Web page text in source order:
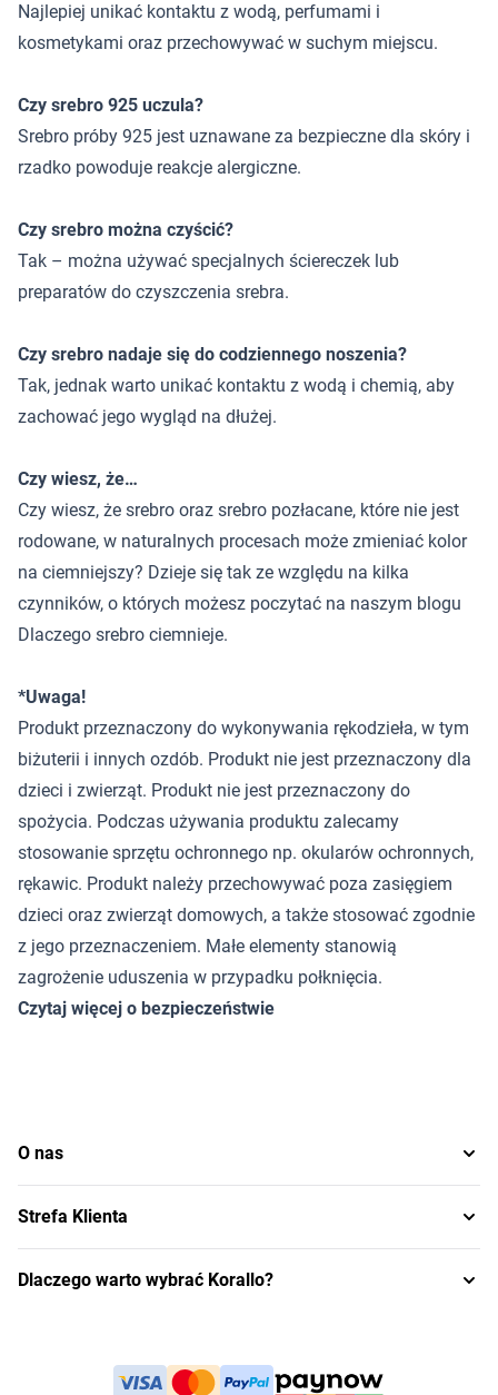
Najlepiej unikać kontaktu z wodą, perfumami i
kosmetykami oraz przechowywać w suchym miejscu.
Czy srebro 925 uczula?
Srebro próby 925 jest uznawane za bezpieczne dla skóry i
rzadko powoduje reakcje alergiczne.
Czy srebro można czyścić?
Tak – można używać specjalnych ściereczek lub
preparatów do czyszczenia srebra.
Czy srebro nadaje się do codziennego noszenia?
Tak, jednak warto unikać kontaktu z wodą i chemią, aby
zachować jego wygląd na dłużej.
Czy wiesz, że…
Czy wiesz, że srebro oraz srebro pozłacane, które nie jest
rodowane, w naturalnych procesach może zmieniać kolor
na ciemniejszy? Dzieje się tak ze względu na kilka
czynników, o których możesz poczytać na naszym blogu
Dlaczego srebro ciemnieje.
*Uwaga!
Produkt przeznaczony do wykonywania rękodzieła, w tym
biżuterii i innych ozdób. Produkt nie jest przeznaczony dla
dzieci i zwierząt. Produkt nie jest przeznaczony do
spożycia. Podczas używania produktu zalecamy
stosowanie sprzętu ochronnego np. okularów ochronnych,
rękawic. Produkt należy przechowywać poza zasięgiem
dzieci oraz zwierząt domowych, a także stosować zgodnie
z jego przeznaczeniem. Małe elementy stanowią
zagrożenie uduszenia w przypadku połknięcia.
Czytaj więcej o bezpieczeństwie
O nas
Strefa Klienta
Dlaczego warto wybrać Korallo?